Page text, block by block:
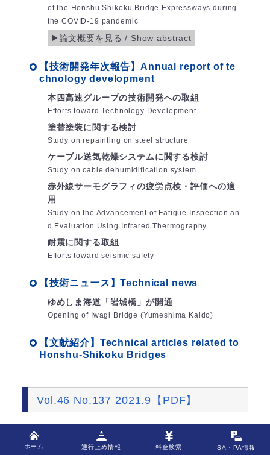
of the Honshu Shikoku Bridge Expressways during
the COVID-19 pandemic
【技術開発年次報告】Annual report of te
chnology development
本四高速グループの技術開発への取組
Efforts toward Technology Development
塗替塗装に関する検討
Study on repainting on steel structure
ケーブル送気乾燥システムに関する検討
Study on cable dehumidification system
赤外線サーモグラフィの疲労点検・評価への適
用
Study on the Advancement of Fatigue Inspection an
d Evaluation Using Infrared Thermography
耐震に関する取組
Efforts toward seismic safety
【技術ニュース】Technical news
ゆめしま海道「岩城橋」が開通
Opening of Iwagi Bridge (Yumeshima Kaido)
【文献紹介】Technical articles related to
Honshu-Shikoku Bridges
Vol.46 No.137 2021.9【PDF】
※技術論文タイトル横の▸をクリックすると、概要が
ホーム 通行止め情報 料金検索 SA ・ PA情報